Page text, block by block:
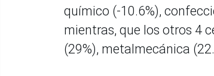
químico (-10.6%),
mientras, que los otros 4
(29%), metalmecánica